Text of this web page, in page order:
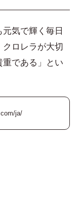
気で輝く毎日
ロレラが大切
である」とい
ja/